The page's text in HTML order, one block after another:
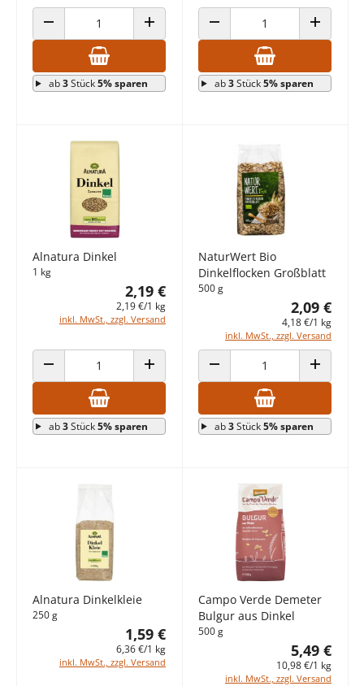
ANZAHL VERRINGERN ANZAHL ERHÖHEN
ab3Stück5% sparen
ANZAHL VERRINGERN ANZAHL
ab3Stück5% sparen
Alnatura Dinkel
1 kg
2,19 €
2,19 €/1 kg
inkl. MwSt., zzgl. Versand
ANZAHL VERRINGERN ANZAHL ERHÖHEN
ab3Stück5% sparen
NaturWert Bio
Dinkelflocken Großblatt
500 g
2,09 €
4,18 €/1 kg
inkl. MwSt., zzgl. Versand
ANZAHL VERRINGERN ANZAHL
ab3Stück5% sparen
Alnatura Dinkelkleie
250 g
1,59 €
6,36 €/1 kg
inkl. MwSt., zzgl. Versand
Campo Verde Demeter
Bulgur aus Dinkel
500 g
5,49 €
10,98 €/1 kg
inkl. MwSt., zzgl. Versand